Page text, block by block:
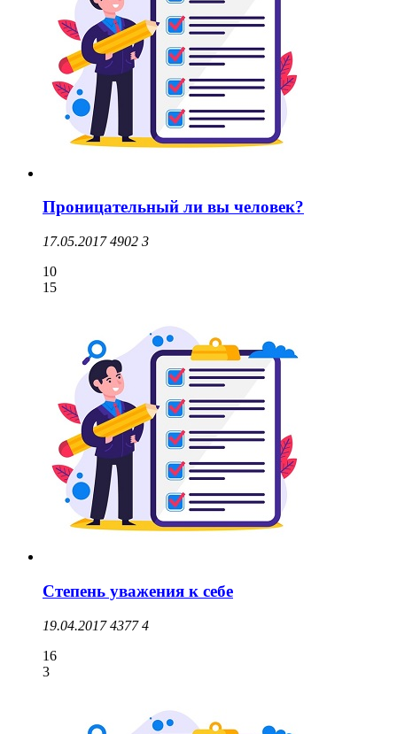
Проницательный ли вы человек?
17.05.2017 4902 3
10
15
Степень уважения к себе
19.04.2017 4377 4
16
3